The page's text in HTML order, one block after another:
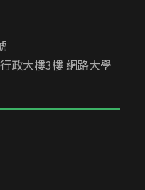
政大樓3樓 網路大學